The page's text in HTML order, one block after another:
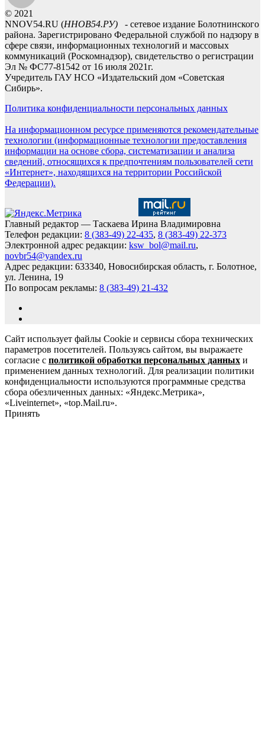
© 2021
NNOV54.RU (ННОВ54.РУ) - сетевое издание Болотнинского
района. Зарегистрировано Федеральной службой по надзору в
сфере связи, информационных технологий и массовых
коммуникаций (Роскомнадзор), свидетельство о регистрации
Эл № ФС77-81542 от 16 июля 2021г.
Учредитель ГАУ НСО «Издательский дом «Советская
Сибирь».
Политика конфиденциальности персональных данных
На информационном ресурсе применяются рекомендательные
технологии (информационные технологии предоставления
информации на основе сбора, систематизации и анализа
сведений, относящихся к предпочтениям пользователей сети
«Интернет», находящихся на территории Российской
Федерации).
Главный редактор — Таскаева Ирина Владимировна
Телефон редакции: 8 (383-49) 22-435, 8 (383-49) 22-373
Электронной адрес редакции: ksw_bol@mail.ru,
novbr54@yandex.ru
Адрес редакции: 633340, Новосибирская область, г. Болотное,
ул. Ленина, 19
По вопросам рекламы: 8 (383-49) 21-432
Сайт использует файлы Cookie и сервисы сбора технических
параметров посетителей. Пользуясь сайтом, вы выражаете
согласие с политикой обработки персональных данных и
применением данных технологий. Для реализации политики
конфиденциальности используются программные средства
сбора обезличенных данных: «Яндекс.Метрика»,
«Liveinternet», «top.Mail.ru».
Принять